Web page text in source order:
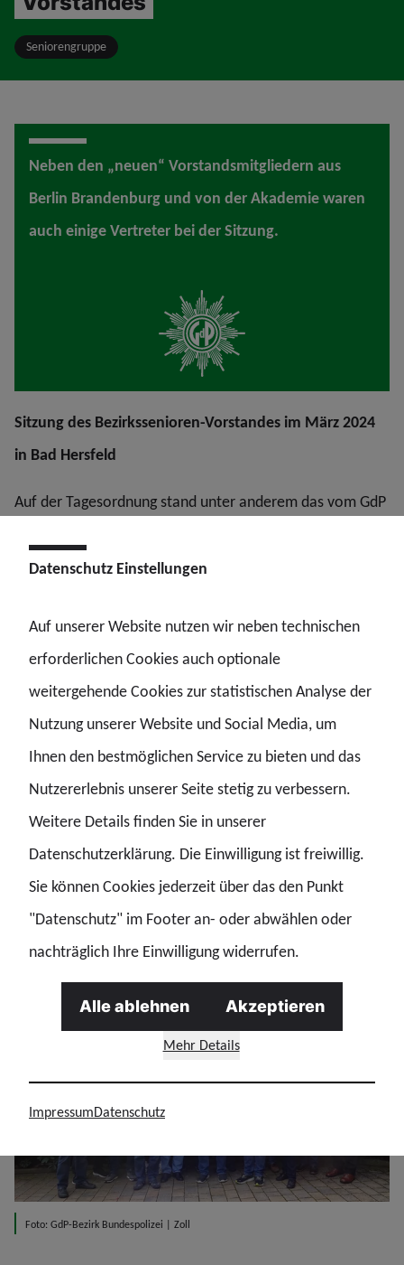
Seniorengruppe
Neben den „neuen“ Vorstandsmitgliedern aus
Berlin Brandenburg und von der Akademie waren
auch einige Vertreter bei der Sitzung.
Sitzung des Bezirkssenioren-Vorstandes im März 2024
in Bad Hersfeld
Auf der Tagesordnung stand unter anderem das vom GdP
Seniorengruppe. Dieses wurde von allen als gelungen
Themen Nebenverdienst im Rentenalter sowie die
geplante Veröffentlichung von Erklärfilmen der
Bezirksseniorengruppe zu verschiedenen Themen (zum
Beispiel Beihilfe) besprochen.
Foto: GdP-Bezirk Bundespolizei | Zoll
Datenschutz Einstellungen
Auf unserer Website nutzen wir neben technischen
erforderlichen Cookies auch optionale
weitergehende Cookies zur statistischen Analyse der
Nutzung unserer Website und Social Media, um
Ihnen den bestmöglichen Service zu bieten und das
Nutzererlebnis unserer Seite stetig zu verbessern.
Weitere Details finden Sie in unserer
Datenschutzerklärung. Die Einwilligung ist freiwillig.
Sie können Cookies jederzeit über das den Punkt
"Datenschutz" im Footer an- oder abwählen oder
nachträglich Ihre Einwilligung widerrufen.
Mehr Details
Alle ablehnen Akzeptieren
ImpressumDatenschutz